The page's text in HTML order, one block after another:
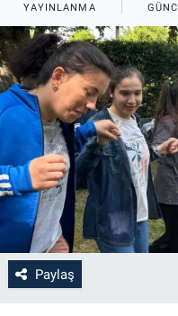
YAYINLANMA
Paylaş